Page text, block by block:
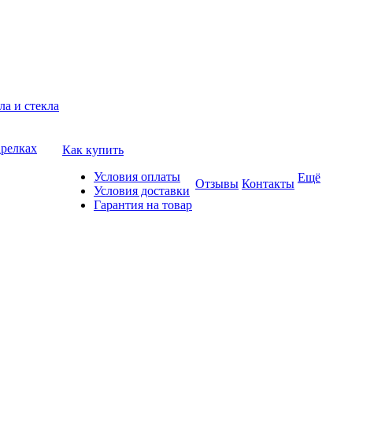
и стекла
Как купить
Условия оплаты
Условия доставки
Гарантия на товар
Отзывы Контакты Ещё